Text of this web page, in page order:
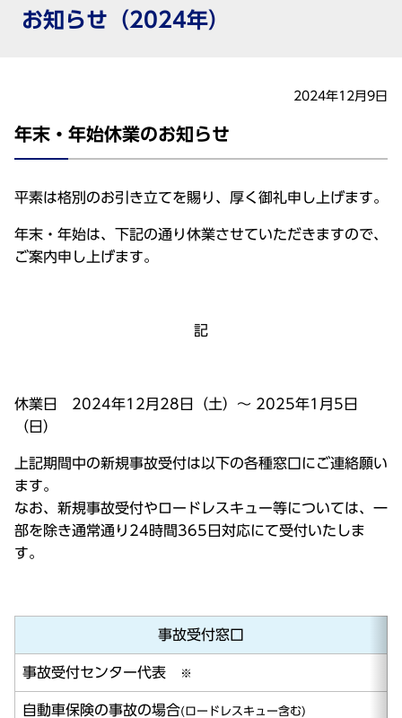
お知らせ（2024年）
2024年12月9日
年末・年始休業のお知らせ
平素は格別のお引き立てを賜り、厚く御礼申し上げます。
年末・年始は、下記の通り休業させていただきますので、
ご案内申し上げます。
記
休業日 2024年12月28日（土）～ 2025年1月5日
（日）
上記期間中の新規事故受付は以下の各種窓口にご連絡願い
ます。
なお、新規事故受付やロードレスキュー等については、一
部を除き通常通り24時間365日対応にて受付いたしま
す。
事故受付窓口
事故受付センター代表 ※
自動車保険の事故の場合(ロードレスキュー含む)